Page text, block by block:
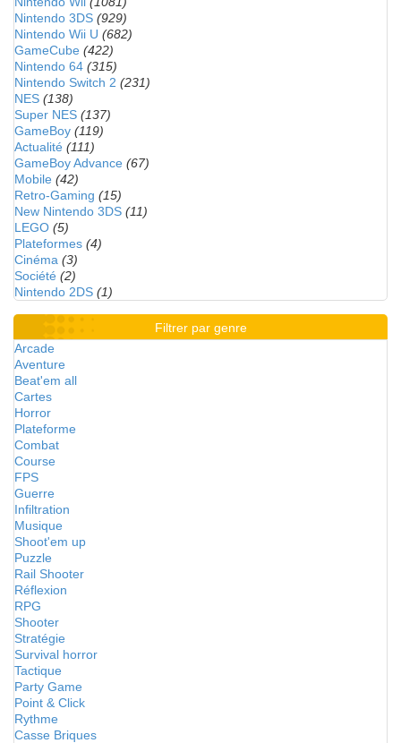
Nintendo 3DS (929)
Nintendo Wii U (682)
GameCube (422)
Nintendo 64 (315)
Nintendo Switch 2 (231)
NES (138)
Super NES (137)
GameBoy (119)
Actualité (111)
GameBoy Advance (67)
Mobile (42)
Retro-Gaming (15)
New Nintendo 3DS (11)
LEGO (5)
Plateformes (4)
Cinéma (3)
Société (2)
Nintendo 2DS (1)
Filtrer par genre
Arcade
Aventure
Beat'em all
Cartes
Horror
Plateforme
Combat
Course
FPS
Guerre
Infiltration
Musique
Shoot'em up
Puzzle
Rail Shooter
Réflexion
RPG
Shooter
Stratégie
Survival horror
Tactique
Party Game
Point & Click
Rythme
Casse Briques